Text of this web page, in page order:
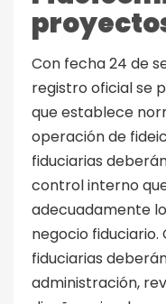
Con fecha 24 de
registro oficial se
que establece
operación de
fiduciarias
control interno
adecuadamente
negocio
fiduciarias
administración,